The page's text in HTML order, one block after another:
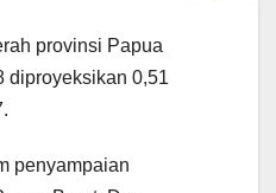
provinsi Papua
diproyeksikan 0,51
penyampaian